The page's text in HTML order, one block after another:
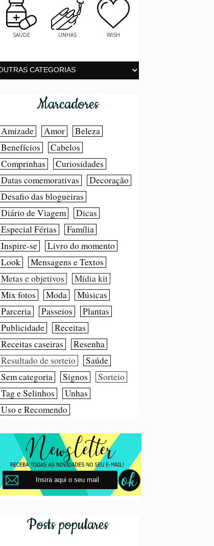
SAÚDE UNHAS WISH
Marcadores
Amizade Amor
Beleza
Benefícios
Cabelos
Comprinhas
Curiosidades
Datas comemorativas
Decoração
Desafio das blogueiras
Diário de Viagem
Dicas
Especial Férias
Família
Inspire-se
Livro do momento
Look
Mensagens e Textos
Metas e objetivos
Mídia kit
Mix fotos
Moda
Músicas
Parceria
Passeios
Plantas
Publicidade
Receitas
Receitas caseiras
Resenha
Resultado de sorteio
Saúde
Sem categoria
Signos
Sorteio
Tag e Selinhos
Unhas
Uso e Recomendo
Posts populares